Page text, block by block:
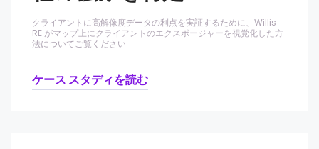
クライアントに高解像度データの利点を実証するために、Willis
RE がマップ上にクライアントのエクスポージャーを視覚化した方
法についてご覧ください
ケース スタディを読む